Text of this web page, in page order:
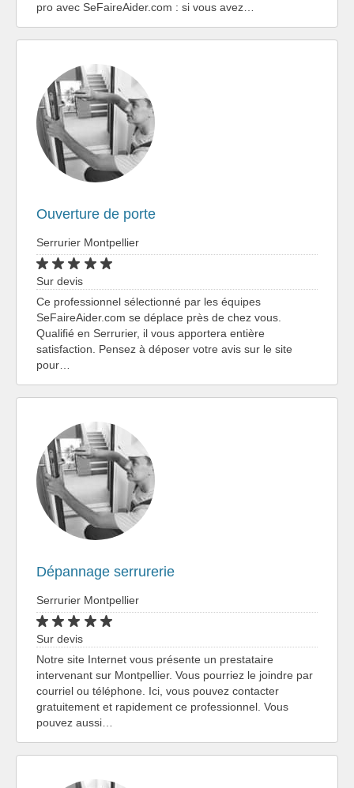
pro avec SeFaireAider.com : si vous avez…
Ouverture de porte
Serrurier Montpellier
Sur devis
Ce professionnel sélectionné par les équipes
SeFaireAider.com se déplace près de chez vous.
Qualifié en Serrurier, il vous apportera entière
satisfaction. Pensez à déposer votre avis sur le site
pour…
Dépannage serrurerie
Serrurier Montpellier
Sur devis
Notre site Internet vous présente un prestataire
intervenant sur Montpellier. Vous pourriez le joindre par
courriel ou téléphone. Ici, vous pouvez contacter
gratuitement et rapidement ce professionnel. Vous
pouvez aussi…